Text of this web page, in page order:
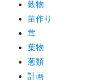
穀物
苗作り
茸
葉物
葱類
計画